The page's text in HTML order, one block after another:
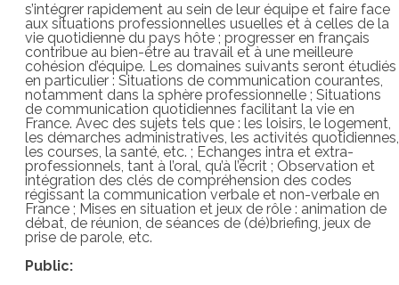
s’intégrer rapidement au sein de leur équipe et faire face
aux situations professionnelles usuelles et à celles de la
vie quotidienne du pays hôte ; progresser en français
contribue au bien-être au travail et à une meilleure
cohésion d’équipe. Les domaines suivants seront étudiés
en particulier : Situations de communication courantes,
notamment dans la sphère professionnelle ; Situations
de communication quotidiennes facilitant la vie en
France. Avec des sujets tels que : les loisirs, le logement,
les démarches administratives, les activités quotidiennes,
les courses, la santé, etc. ; Echanges intra et extra-
professionnels, tant à l’oral, qu’à l’écrit ; Observation et
intégration des clés de compréhension des codes
régissant la communication verbale et non-verbale en
France ; Mises en situation et jeux de rôle : animation de
débat, de réunion, de séances de (dé)briefing, jeux de
prise de parole, etc.
Public: